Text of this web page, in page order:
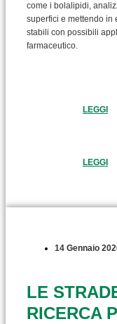
come i bolalipidi,
superfici e mettendo in
stabili con possibili
farmaceutico.
LEGGI
LEGGI
14 Gennaio
LE
RICERCA